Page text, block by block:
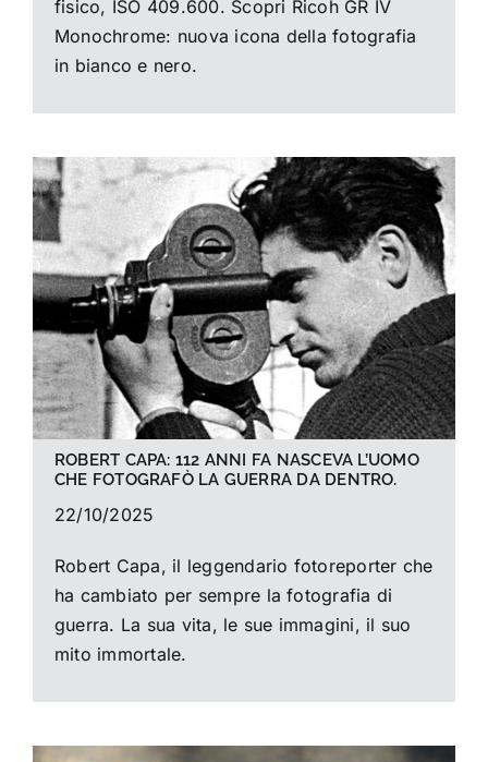
fisico, ISO 409.600. Scopri Ricoh GR IV
Monochrome: nuova icona della fotografia
in bianco e nero.
ROBERT CAPA: 112 ANNI FA NASCEVA L’UOMO
CHE FOTOGRAFÒ LA GUERRA DA DENTRO.
22/10/2025
Robert Capa, il leggendario fotoreporter che
ha cambiato per sempre la fotografia di
guerra. La sua vita, le sue immagini, il suo
mito immortale.